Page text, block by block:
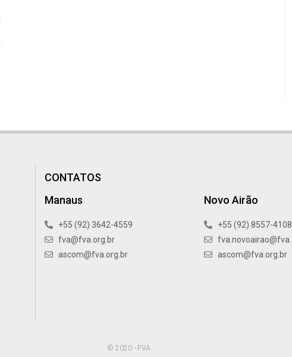
CONTATOS
Manaus
+55 (92) 3642-4559
fva@fva.org.br
ascom@fva.org.br
Novo Airão
+55 (92) 8557-4108
ascom@fva.org.br
© 2020 - FVA